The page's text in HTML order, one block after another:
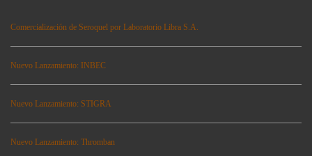
Comercialización de Seroquel por Laboratorio Libra S.A.
Nuevo Lanzamiento: INBEC
Nuevo Lanzamiento: STIGRA
Nuevo Lanzamiento: Thromban